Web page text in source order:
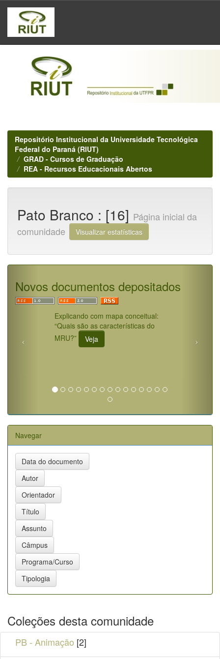
Skip
navigation
Repositório Institucional da Universidade Tecnológica
Federal do Paraná (RIUT)
GRAD - Cursos de Graduação
REA - Recursos Educacionais Abertos
Pato Branco : [16] Página inicial da
comunidade
Visualizar estatísticas
Novos documentos depositados
Explicando com mapa conceitual:
“Quais são as características do
MRU?”
Veja
Navegar
Coleções desta comunidade
PB - Animação [2]